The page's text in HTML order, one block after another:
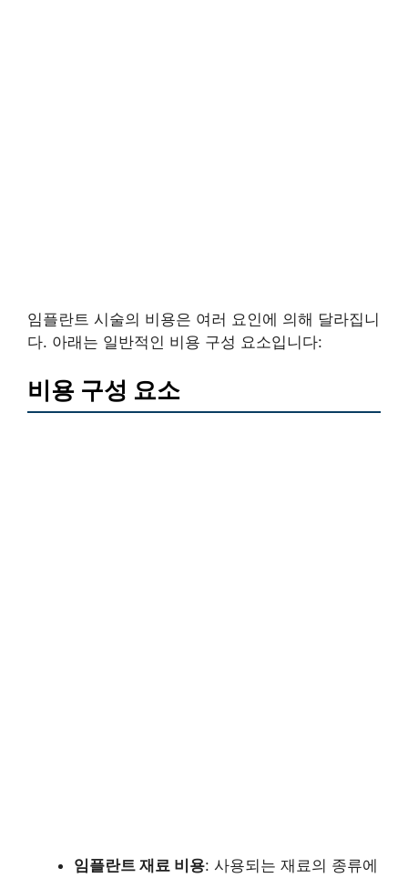
임플란트 시술의 비용은 여러 요인에 의해 달라집니
다. 아래는 일반적인 비용 구성 요소입니다:
비용 구성 요소
임플란트 재료 비용: 사용되는 재료의 종류에